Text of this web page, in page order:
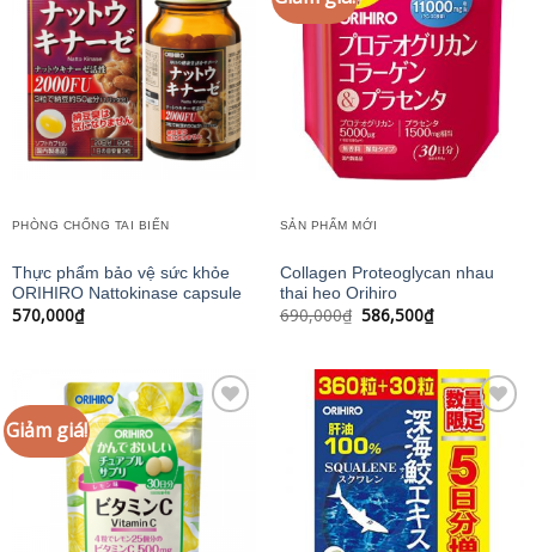
Add to
wishlist
PHÒNG CHỐNG TAI BIẾN
Thực phẩm bảo vệ sức khỏe
ORIHIRO Nattokinase capsule
570,000₫
Add to
wishlist
SẢN PHẨM MỚI
Collagen Proteoglycan nhau
thai heo Orihiro
690,000₫ Giá
586,500₫Giá
hiện
586,500₫.
Giảm giá!
Add to
wishlist
Add to
wishlist